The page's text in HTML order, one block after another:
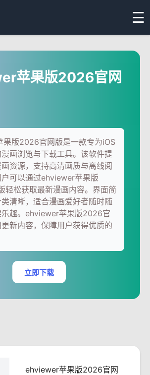
☰
苹果版2026官网
果版2026官网版是一款专为iOS
画浏览与下载工具。该软件提
资源，支持高清画质与离线阅
可以通过ehviewer苹果版
轻松获取最新漫画内容。界面简
清晰，适合漫画爱好者随时随
趣。ehviewer苹果版2026官
新内容，保障用户获得优质的
立即下载
ehviewer苹果版2026官网